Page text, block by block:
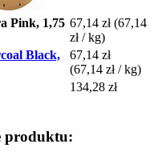
Pink, 1,75 67,14 zł (67,14
zł / kg)
Black,
67,14 zł
(67,14 zł / kg)
134,28 zł
produktu: